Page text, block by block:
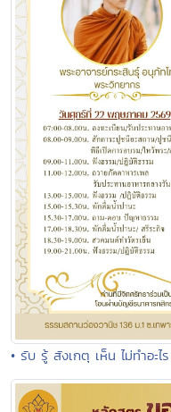
• รับ รู้ สังเกตุ เห็น ไม่ทำอะไร